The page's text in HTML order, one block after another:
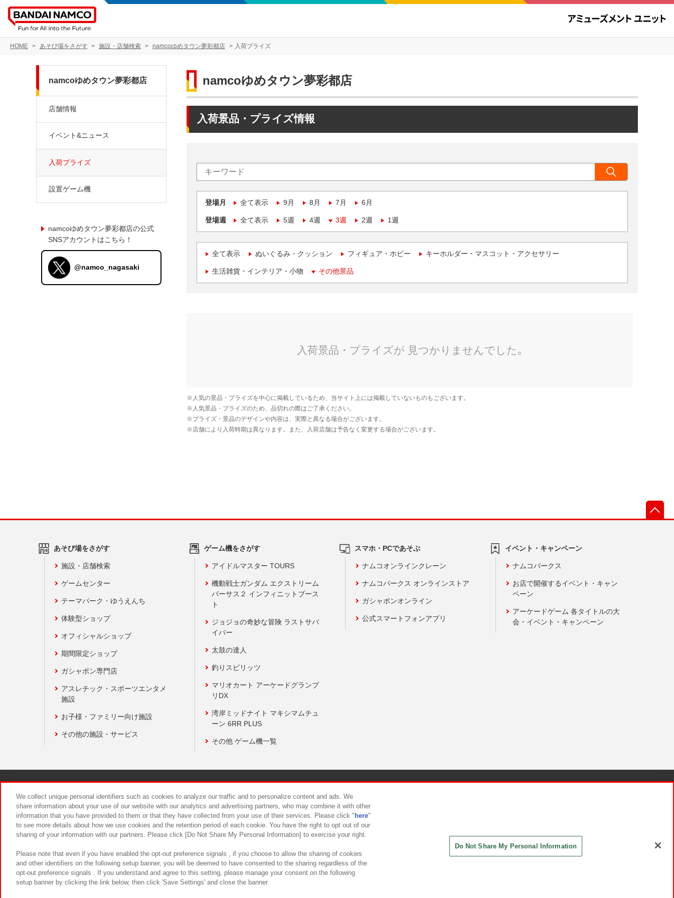
HOME あそび場をさがす 施設・店舗検索 namcoゆめタウン夢彩都店 入荷プライズ
namcoゆめタウン夢彩都店
入荷景品・プライズ情報
登場月 全て表示 9月 8月 7月 6月
登場週 全て表示 5週 4週 3週 2週 1週
全て表示 ぬいぐるみ・クッション フィギュア・ホビー キーホルダー・マスコット・アクセサリー
生活雑貨・インテリア・小物 その他景品
namcoゆめタウン夢彩都店
店舗情報
イベント&ニュース
入荷プライズ
設置ゲーム機
namcoゆめタウン夢彩都店の公式
SNSアカウントはこちら！
@namco_nagasaki
あそび場をさがす
施設・店舗検索
ゲームセンター
テーマパーク・ゆうえんち
体験型ショップ
オフィシャルショップ
期間限定ショップ
ガシャポン専門店
アスレチック・スポーツエンタメ
施設
お子様・ファミリー向け施設
その他の施設・サービス
ゲーム機をさがす
アイドルマスター TOURS
機動戦士ガンダム エクストリーム
バーサス２ インフィニットブース
ト
ジョジョの奇妙な冒険 ラストサバ
イバー
太鼓の達人
釣りスピリッツ
マリオカート アーケードグランプ
リDX
湾岸ミッドナイト マキシマムチュ
ーン 6RR PLUS
その他 ゲーム機一覧
スマホ・PCであそぶ
ナムコオンラインクレーン
ナムコパークス オンラインストア
ガシャポンオンライン
公式スマートフォンアプリ
イベント・キャンペーン
ナムコパークス
お店で開催するイベント・キャン
ペーン
アーケードゲーム 各タイトルの大
会・イベント・キャンペーン
食品のご提供について カスタマーハラスメント対応方針
We collect unique personal identifiers such as cookies to analyze our traffic and to personalize content and ads. We
share information about your use of our website with our analytics and advertising partners, who may combine it with other
information that you have provided to them or that they have collected from your use of their services. Please click " here"
to see more details about how we use cookies and the retention period of each cookie. You have the right to opt out of our
sharing of your information with our partners. Please click [Do Not Share My Personal Information] to exercise your right.
Please note that even if you have enabled the opt-out preference signals , if you choose to allow the sharing of cookies
and other identifiers on the following setup banner, you will be deemed to have consented to the sharing regardless of the
opt-out preference signals . If you understand and agree to this setting, please manage your consent on the following
setup banner by clicking the link below, then click 'Save Settings' and close the banner.
Do Not Share My Personal Information